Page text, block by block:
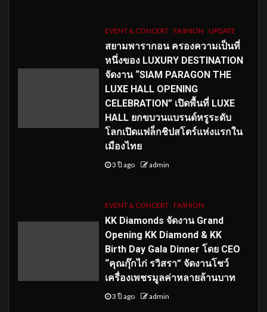
EVENT & CONCERT FASHION UPDATE
สยามพารากอน ครองความเป็นที่
หนึ่งของ LUXURY DESTINATION
จัดงาน “SIAM PARAGON THE
LUXE HALL OPENING
CELEBRATION” เปิดพื้นที่ LUXE
HALL ยกขบวนแบรนด์หรูระดับ
โลกเปิดแฟล็กชิปสโตร์แห่งแรกใน
เมืองไทย
3 ปี ago admin
EVENT & CONCERT FASHION
KK Diamonds จัดงาน Grand
Opening KK Diamond & KK
Birth Day Gala Dinner โดย CEO
“คุณกุ๊กไก่ รวิสรา” จัดงานโชว์
เครื่องเพชรมูลค่าหลายล้านบาท
3 ปี ago admin